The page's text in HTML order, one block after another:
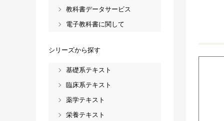
教科書データサービス
電子教科書に関して
シリーズから探す
基礎系テキスト
臨床系テキスト
薬学テキスト
栄養テキスト